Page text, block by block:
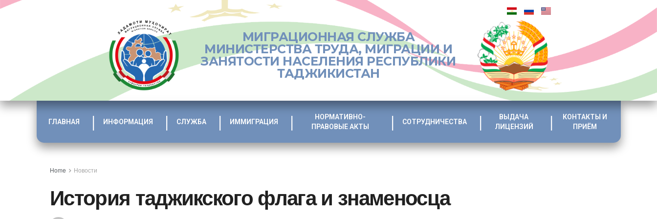
МИГРАЦИОННАЯ СЛУЖБА
МИНИСТЕРСТВА ТРУДА, МИГРАЦИИ И
ЗАНЯТОСТИ НАСЕЛЕНИЯ РЕСПУБЛИКИ
ТАДЖИКИСТАН
ГЛАВНАЯ ИНФОРМАЦИЯ СЛУЖБА ИММИГРАЦИЯ
НОРМАТИВНО-
ПРАВОВЫЕ АКТЫ
СОТРУДНИЧЕСТВА
ВЫДАЧА
ЛИЦЕНЗИЙ
КОНТАКТЫ И
ПРИЁМ
Home Новости
История таджикского флага и знаменосца